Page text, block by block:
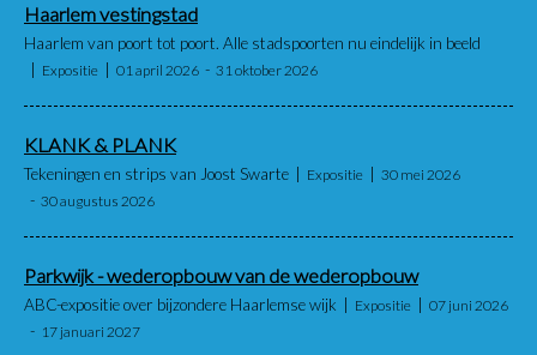
Haarlem vestingstad
Haarlem van poort tot poort. Alle stadspoorten nu eindelijk in beeld
Expositie 01 april 2026 31 oktober 2026
KLANK & PLANK
Tekeningen en strips van Joost Swarte Expositie
30 mei 2026
30 augustus 2026
Parkwijk - wederopbouw van de wederopbouw
ABC-expositie over bijzondere Haarlemse wijk Expositie
07 juni 2026
17 januari 2027